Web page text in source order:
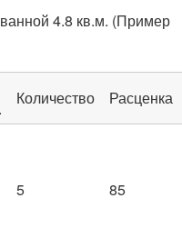
4.8 кв.м. (Пример
Количество
Расценка
5 85